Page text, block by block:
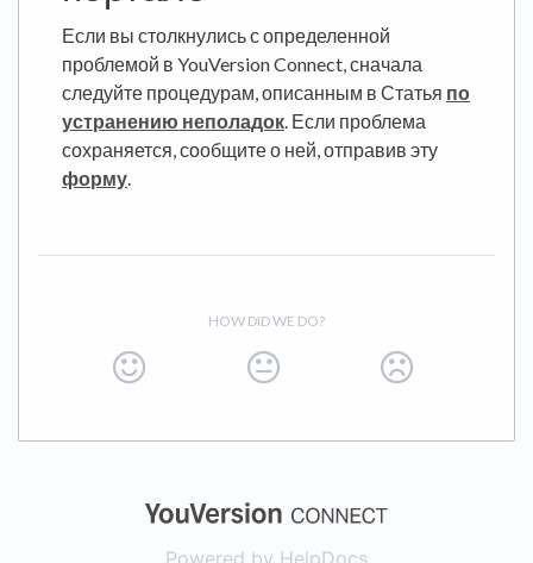
Если вы столкнулись с определенной
проблемой в YouVersion Connect, сначала
следуйте процедурам, описанным в Статья по
устранению неполадок. Если проблема
сохраняется, сообщите о ней, отправив эту
форму.
HOW DID WE DO?
(opens in a